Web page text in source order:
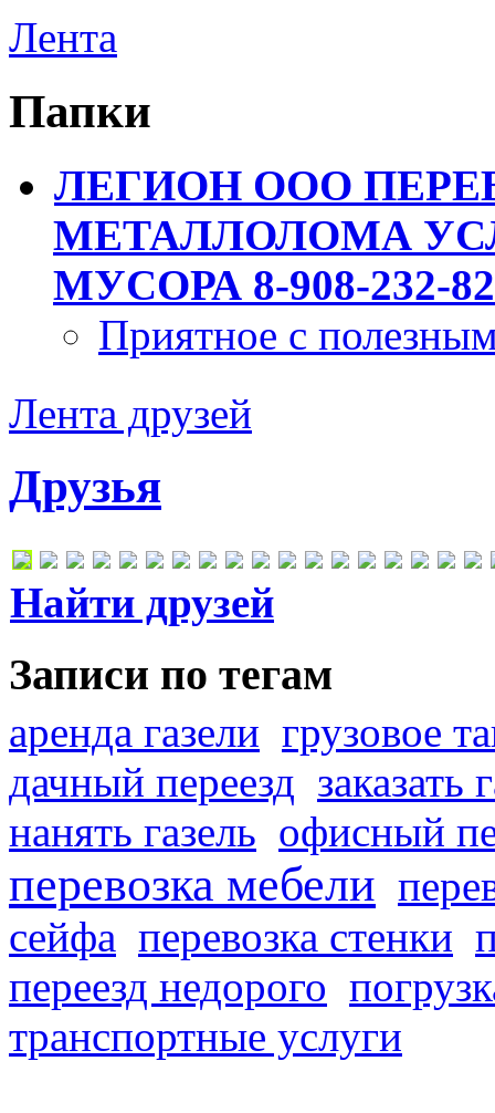
Лента
Папки
ЛЕГИОН ООО
МЕТАЛЛОЛОМА
МУСОРА 8-908-232-
Приятное с
Лента друзей
Друзья
Найти друзей
Записи по тегам
аренда газели грузовое
дачный переезд заказать
нанять газель офисный
перевозка мебели
сейфа перевозка стенки
переезд недорого
транспортные услуги